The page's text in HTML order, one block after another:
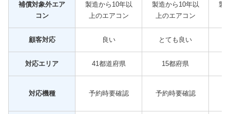
補償対象外エア
コン
製造から10年以
上のエアコン
製造から10年以
上のエアコン
製
顧客対応 良い とても良い
対応エリア 41都道府県 15都府県
対応機種 予約時要確認 予約時要確認